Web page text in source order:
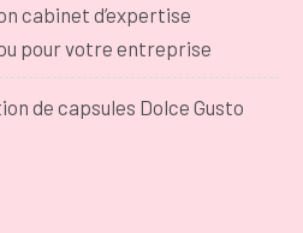
cabinet d’expertise
pour votre entreprise
de capsules Dolce Gusto